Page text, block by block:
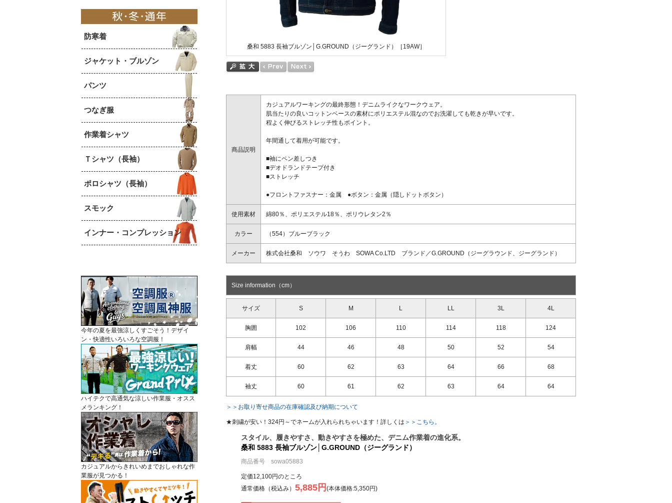
防寒着
ジャケット・ブルゾン
パンツ
つなぎ服
作業着シャツ
Ｔシャツ（長袖）
ポロシャツ（長袖）
スモック
インナー・コンプレッション
今年の夏を最強涼しくすごそう！デザイ
ン・快適性いろいろな空調服！
ハイテクで高通気な涼しい作業服・オスス
メランキング！
カジュアルからきれいめまでおしゃれな作
業服が見つかる！
桑和 5883 長袖ブルゾン│G.GROUND（ジーグランド）［19AW］
商品説明
カジュアルワーキングの最終形態！デニムライクなワークウェア。
肌当たりの良いコットンベースの素材にポリエステル混なのでお洗濯しても乾きが早いです。
程よく伸びるストレッチ性もポイント。
年間通して着用が可能です。
■袖にペン差しつき
■デオドランドテープ付き
■ストレッチ
●フロントファスナー：金属 ●ボタン：金属（隠しドットボタン）
使用素材 綿80％、ポリエステル18％、ポリウレタン2％
カラー （554）ブルーブラック
メーカー 株式会社桑和 ソウワ そうわ SOWA Co.LTD ブランド／G.GROUND（ジーグラウンド、ジーグランド）
Size information（cm）
サイズ S M L LL 3L 4L
胸囲 102 106 110 114 118 124
肩幅 44 46 48 50 52 54
着丈 60 62 63 64 66 68
袖丈 60 61 62 63 64 64
＞＞お取り寄せ商品の在庫確認及び納期について
★刺繍が安い！324円～でネームが入れられちゃいます！詳しくは ＞＞こちら。
スタイル、履きやすさ、動きやすさを極めた、デニム作業着の進化系。
桑和 5883 長袖ブルゾン│G.GROUND（ジーグランド）
商品番号 sowa05883
定価12,100円のところ
通常価格（税込み） 5,885円 (本体価格:5,350円)